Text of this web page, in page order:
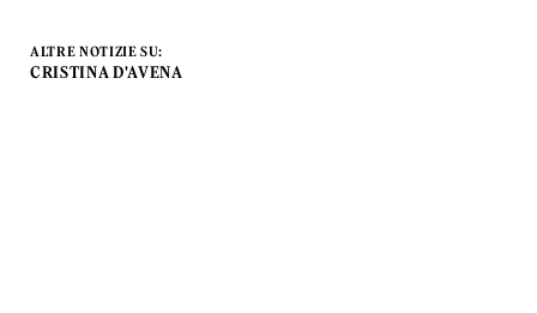
ALTRE NOTIZIE SU:
CRISTINA D'AVENA